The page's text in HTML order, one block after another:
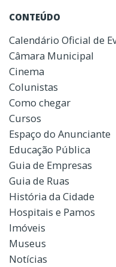
CONTEÚDO
Calendário Oficial de
Câmara Municipal
Cinema
Colunistas
Como chegar
Cursos
Espaço do Anunciante
Educação Pública
Guia de Empresas
Guia de Ruas
História da Cidade
Hospitais e Pamos
Imóveis
Museus
Notícias